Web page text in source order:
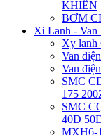
KHIỂN
BƠM
Xi Lanh - Van
Xy lanh
Van
Van
SMC
175
SMC
40D
MXH6-